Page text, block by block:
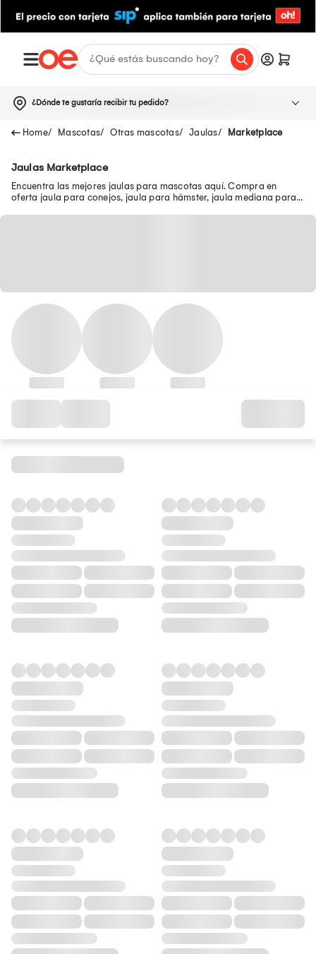
¿Dónde te gustaría recibir tu pedido?
Mascotas Otras mascotas Jaulas Marketplace
Jaulas Marketplace
Encuentra las mejores jaulas para mascotas aquí. Compra en
oferta jaula para conejos, jaula para hámster, jaula mediana para